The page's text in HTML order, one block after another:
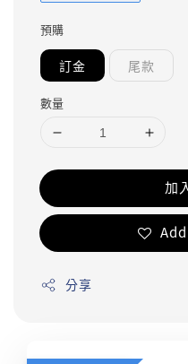
預購
訂金 尾款
數量
加
分享